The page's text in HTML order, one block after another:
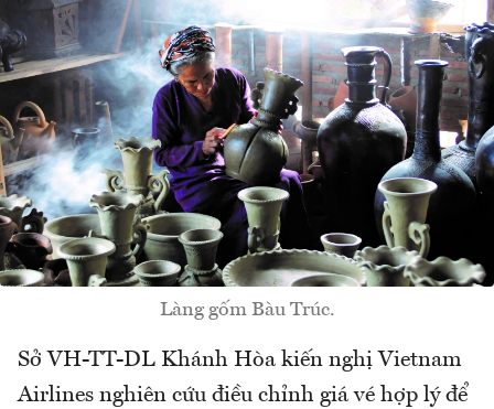
Làng gốm Bàu Trúc.
Sở VH-TT-DL Khánh Hòa kiến nghị Vietnam
Airlines nghiên cứu điều chỉnh giá vé hợp lý để